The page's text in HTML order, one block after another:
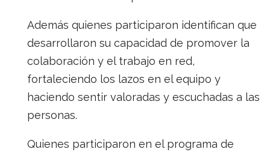
Además quienes participaron identifican que
desarrollaron su capacidad de promover la
colaboración y el trabajo en red,
fortaleciendo los lazos en el equipo y
haciendo sentir valoradas y escuchadas a las
personas.
Quienes participaron en el programa de